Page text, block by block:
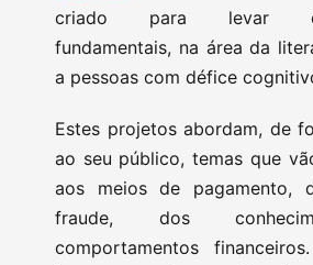
criado para levar
fundamentais, na área da
a pessoas com défice
Estes projetos abordam, de
ao seu público, temas que
aos meios de pagamento,
fraude, dos
comportamentos